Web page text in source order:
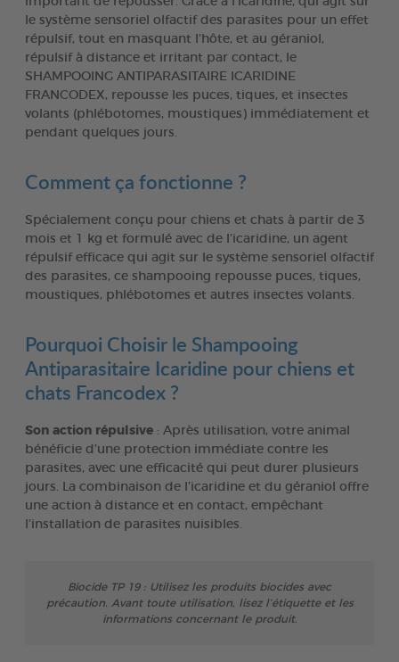
le système sensoriel olfactif des parasites pour un effet
répulsif, tout en masquant l'hôte, et au géraniol,
répulsif à distance et irritant par contact, le
SHAMPOOING ANTIPARASITAIRE ICARIDINE
FRANCODEX, repousse les puces, tiques, et insectes
volants (phlébotomes, moustiques) immédiatement et
pendant quelques jours.
Comment ça fonctionne ?
Spécialement conçu pour chiens et chats à partir de 3
mois et 1 kg et formulé avec de l’icaridine, un agent
répulsif efficace qui agit sur le système sensoriel olfactif
des parasites, ce shampooing repousse puces, tiques,
moustiques, phlébotomes et autres insectes volants.
Pourquoi Choisir le Shampooing
Antiparasitaire Icaridine pour chiens et
chats Francodex ?
Son action répulsive : Après utilisation, votre animal
bénéficie d’une protection immédiate contre les
parasites, avec une efficacité qui peut durer plusieurs
jours. La combinaison de l’icaridine et du géraniol offre
une action à distance et en contact, empêchant
l’installation de parasites nuisibles.
Biocide TP 19 : Utilisez les produits biocides avec
précaution. Avant toute utilisation, lisez l’étiquette et les
informations concernant le produit.